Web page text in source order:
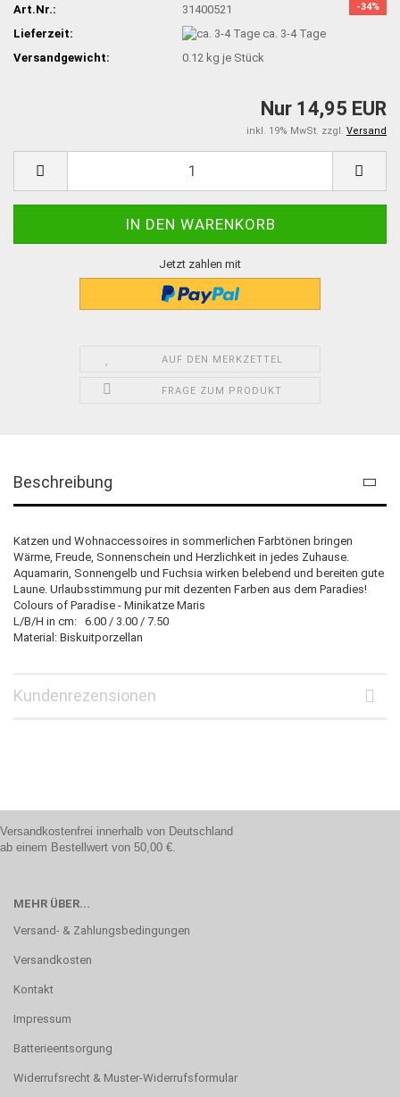
-34%
Art.Nr.:
31400521
Lieferzeit:
ca. 3-4 Tage
Versandgewicht:
0.12 kg je Stück
Nur 14,95 EUR
inkl. 19% MwSt. zzgl. Versand
Jetzt zahlen mit
AUF DEN MERKZETTEL
FRAGE ZUM PRODUKT
Beschreibung
Katzen und Wohnaccessoires in sommerlichen Farbtönen bringen
Wärme, Freude, Sonnenschein und Herzlichkeit in jedes Zuhause.
Aquamarin, Sonnengelb und Fuchsia wirken belebend und bereiten gute
Laune. Urlaubsstimmung pur mit dezenten Farben aus dem Paradies!
Colours of Paradise - Minikatze Maris
L/B/H in cm: 6.00 / 3.00 / 7.50
Material: Biskuitporzellan
Kundenrezensionen
Versandkostenfrei innerhalb von Deutschland
ab einem Bestellwert von 50,00 €.
MEHR ÜBER...
Versand- & Zahlungsbedingungen
Versandkosten
Kontakt
Impressum
Batterieentsorgung
Widerrufsrecht & Muster-Widerrufsformular